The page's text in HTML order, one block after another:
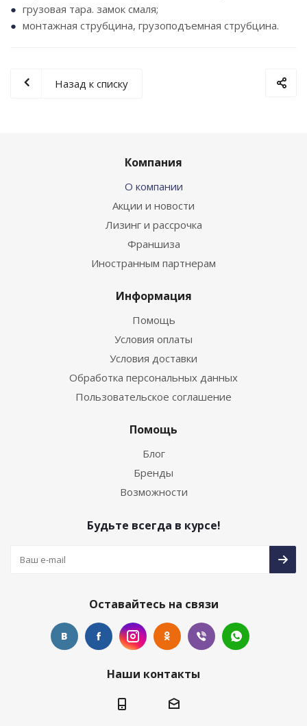
грузовая тара. замок смаля;
монтажная струбцина, грузоподъемная струбцина.
Назад к списку
Компания
О компании
Акции и новости
Лизинг и рассрочка
Франшиза
Иностранным партнерам
Информация
Помощь
Условия оплаты
Условия доставки
Обработка персональных данных
Пользовательское соглашение
Помощь
Блог
Бренды
Возможности
Будьте всегда в курсе!
Оставайтесь на связи
Наши контакты